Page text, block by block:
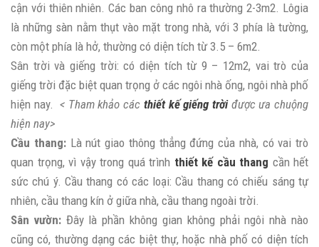
cận với thiên nhiên. Các ban công nhô ra thường 2-3m2. Lôgia
là những sàn nằm thụt vào mặt trong nhà, với 3 phía là tường,
còn một phía là hở, thường có diện tích từ 3.5 – 6m2.
Sân trời và giếng trời: có diện tích từ 9 – 12m2, vai trò của
giếng trời đặc biệt quan trọng ở các ngôi nhà ống, ngôi nhà phố
hiện nay.< Tham khảo các thiết kế giếng trời được ưa chuộng
hiện nay>
Cầu thang:Là nút giao thông thẳng đứng của nhà, có vai trò
quan trọng, vì vậy trong quá trình thiết kế cầu thang cần hết
sức chú ý. Cầu thang có các loại: Cầu thang có chiếu sáng tự
nhiên, cầu thang kín ở giữa nhà, cầu thang ngoài trời.
Sân vườn: Đây là phần không gian không phải ngôi nhà nào
cũng có, thường dạng các biệt thự, hoặc nhà phố có diện tích